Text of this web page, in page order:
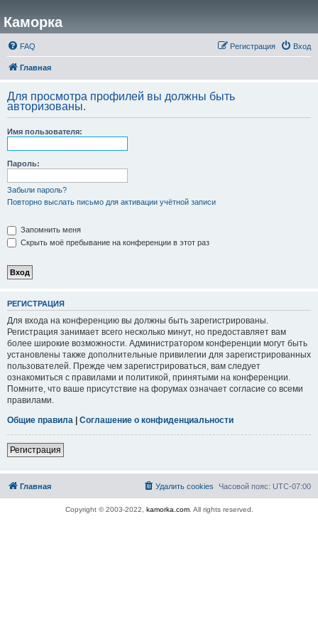
Каморка
FAQ Вход
Регистрация
Главная
Для просмотра профилей вы должны быть
авторизованы.
Имя пользователя:
Пароль:
Забыли пароль?
Повторно выслать письмо для активации учётной записи
Запомнить меня
Скрыть моё пребывание на конференции в этот раз
РЕГИСТРАЦИЯ
Для входа на конференцию вы должны быть зарегистрированы.
Регистрация занимает всего несколько минут, но предоставляет вам
более широкие возможности. Администратором конференции могут быть
установлены также дополнительные привилегии для зарегистрированных
пользователей. Прежде чем зарегистрироваться, вам следует
ознакомиться с правилами и политикой, принятыми на конференции.
Помните, что ваше присутствие на форумах означает согласие со всеми
правилами.
Общие правила | Соглашение о конфиденциальности
Регистрация
Главная Часовой пояс: UTC-07:00
Удалить cookies
Copyright © 2003-2022, kamorka.com. All rights reserved.